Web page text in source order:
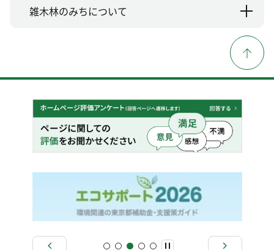
雑木林のみちについて